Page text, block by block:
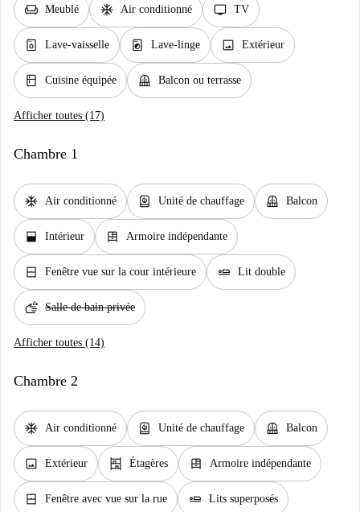
chair Meublé ac_unit Air conditionné tv TV
dishwasher_gen Lave-vaisselle local_laundry_service Lave-linge image Extérieur
kitchen Cuisine équipée balcony Balcon ou terrasse
Afficher toutes (17)
Chambre 1
ac_unit Air conditionné water_heater Unité de chauffage balcony Balcon
window_open Intérieur dresser Armoire indépendante
window_closed Fenêtre vue sur la cour intérieure airline_seat_flat Lit double
soap Salle de bain privée
Afficher toutes (14)
Chambre 2
ac_unit Air conditionné water_heater Unité de chauffage balcony Balcon
image Extérieur shelves Étagères dresser Armoire indépendante
window_closed Fenêtre avec vue sur la rue airline_seat_flat Lits superposés